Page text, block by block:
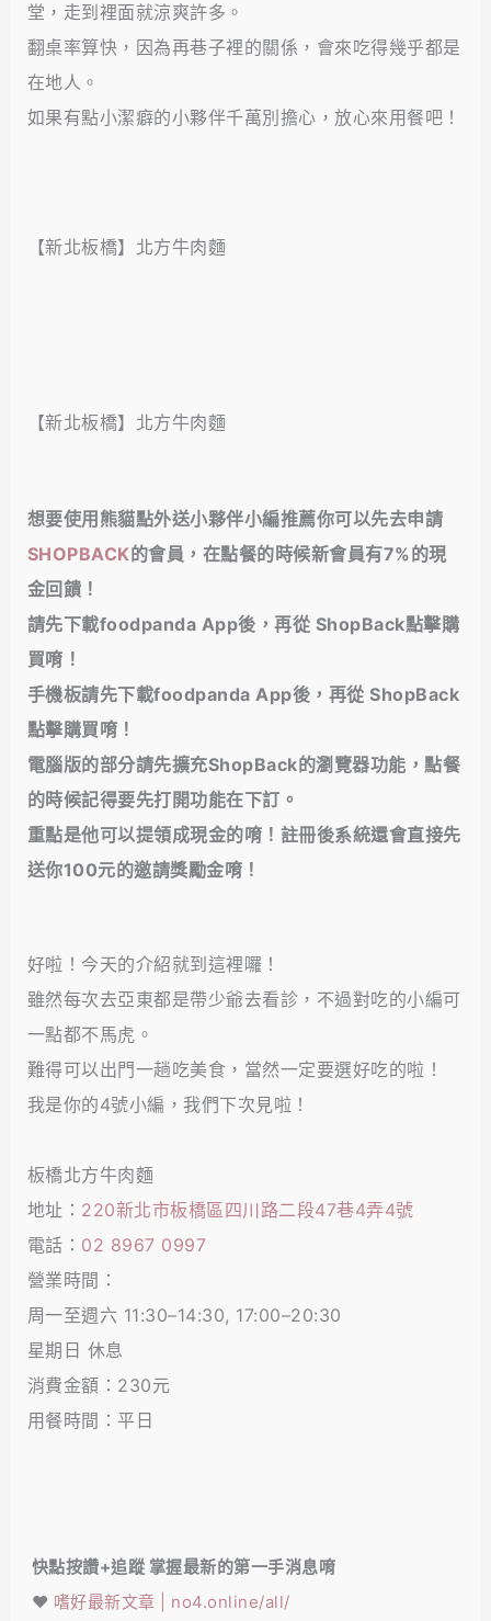
堂，走到裡面就涼爽許多。
翻桌率算快，因為再巷子裡的關係，會來吃得幾乎都是
在地人。
如果有點小潔癖的小夥伴千萬別擔心，放心來用餐吧！
【新北板橋】北方牛肉麵
【新北板橋】北方牛肉麵
想要使用熊貓點外送小夥伴小編推薦你可以先去申請
SHOPBACK的會員，在點餐的時候新會員有7%的現
金回饋！
請先下載foodpanda App後，再從 ShopBack點擊購
買唷！
手機板請先下載foodpanda App後，再從 ShopBack
點擊購買唷！
電腦版的部分請先擴充ShopBack的瀏覽器功能，點餐
的時候記得要先打開功能在下訂。
重點是他可以提領成現金的唷！註冊後系統還會直接先
送你100元的邀請獎勵金唷！
好啦！今天的介紹就到這裡囉！
雖然每次去亞東都是帶少爺去看診，不過對吃的小編可
一點都不馬虎。
難得可以出門一趟吃美食，當然一定要選好吃的啦！
我是你的4號小編，我們下次見啦！
板橋北方牛肉麵
地址： 220新北市板橋區四川路二段47巷4弄4號
電話： 02 8967 0997
營業時間：
周一至週六 11:30–14:30, 17:00–20:30
星期日 休息
消費金額：230元
用餐時間：平日
快點按讚+追蹤 掌握最新的第一手消息唷
❤️ 嗜好最新文章 | no4.online/all/